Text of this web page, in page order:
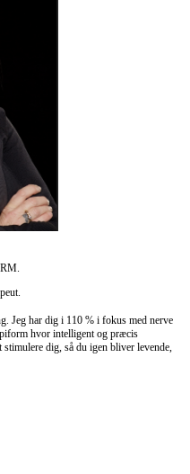
Jeg har dig i 110 % i fokus med nerve
hvor intelligent og præcis
dig, så du igen bliver levende,